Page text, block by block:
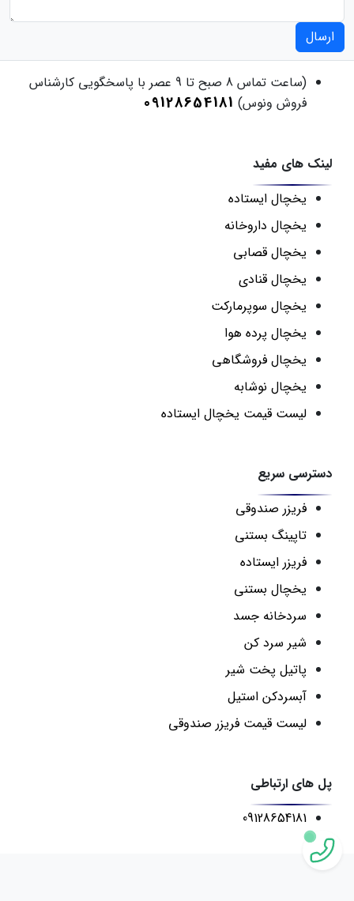
ارسال
(ساعت تماس 8 صبح تا 9 عصر با پاسخگویی کارشناس
فروش ونوس) 09128654181
لینک های مفید
یخچال ایستاده
یخچال داروخانه
یخچال قصابی
یخچال قنادی
یخچال سوپرمارکت
یخچال پرده هوا
یخچال فروشگاهی
یخچال نوشابه
لیست قیمت یخچال ایستاده
دسترسی سریع
فریزر صندوقی
تاپینگ بستنی
فریزر ایستاده
یخچال بستنی
سردخانه جسد
شیر سرد کن
پاتیل پخت شیر
آبسردکن استیل
لیست قیمت فریزر صندوقی
پل های ارتباطی
09128654181